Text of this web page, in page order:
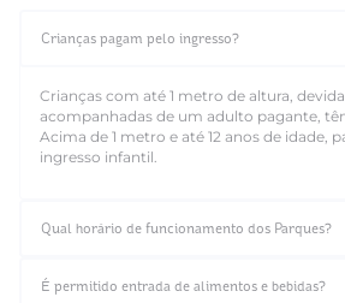
Crianças pagam pelo ingresso?
Crianças com até 1 metro de altura,
acompanhadas de um adulto pagante,
Acima de 1 metro e até 12 anos de idade,
ingresso infantil.
Qual horário de funcionamento dos Parques?
11h às 17h.
É permitido entrada de alimentos e bebidas?